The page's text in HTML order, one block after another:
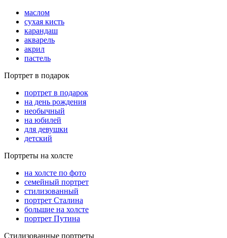
маслом
сухая кисть
карандаш
акварель
акрил
пастель
Портрет в подарок
портрет в подарок
на день рождения
необычный
на юбилей
для девушки
детский
Портреты на холсте
на холсте по фото
cемейный портрет
стилизованный
портрет Сталина
большие на холсте
портрет Путина
Стилизованные портреты